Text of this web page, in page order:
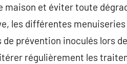
maison et éviter toute
les différentes
prévention inoculés lors
régulièrement les